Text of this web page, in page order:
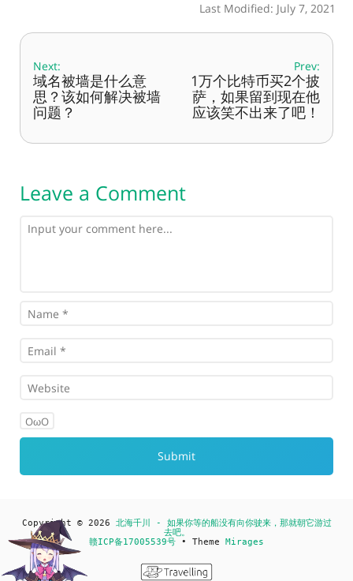
Last Modified: July 7, 2021
Next:
域名被墙是什么意
思？该如何解决被墙
问题？
Prev:
1万个比特币买2个披
萨，如果留到现在他
应该笑不出来了吧！
Leave a Comment
OωO
Copyright © 2026 北海千川 - 如果你等的船没有向你驶来，那就朝它游过
去吧。
赣ICP备17005539号 • Theme Mirages